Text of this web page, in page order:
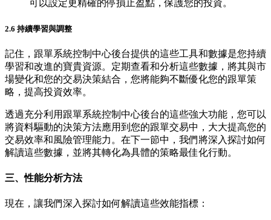
可以設定更精確的停損止盈點，保護您的投資。
2.6 持續學習與調整
記住，跟單系統控制中心後台提供的這些工具和數據是您持續
學習和改進的寶貴資源。定期查看和分析這些數據，將其與市
場變化和您的交易決策結合，您將能夠不斷優化您的跟單策
略，提高投資效率。
透過充分利用跟單系統控制中心後台的這些強大功能，您可以
將資料驅動的決策方法應用到您的跟單交易中，大大提高您的
交易效率和風險管理能力。在下一節中，我們將深入探討如何
解讀這些數據，並將其轉化為具體的策略最佳化行動。
三、性能分析方法
現在，讓我們深入探討如何解讀這些效能指標：